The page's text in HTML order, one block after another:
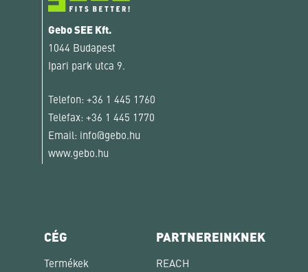
Gebo SEE Kft.
1044 Budapest
Ipari park utca 9.
Telefon: +36 1 445 1760
Telefax: +36 1 445 1770
Email: info@gebo.hu
www.gebo.hu
CÉG
Termékek
PARTNEREINKNEK
REACH